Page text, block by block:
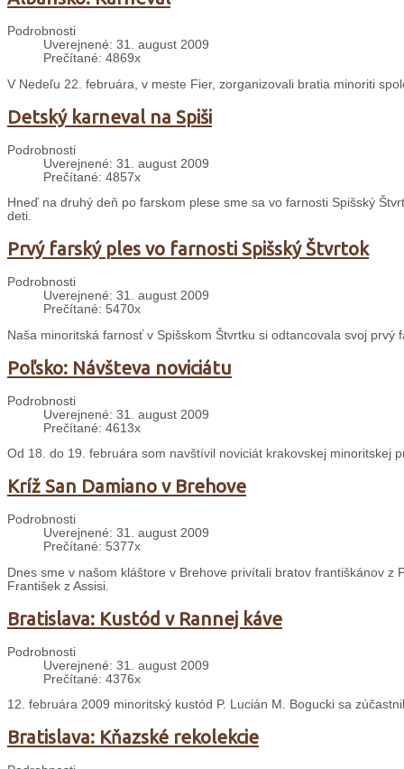
Podrobnosti
Uverejnené: 31. august 2009
Prečítané: 4869x
V Nedeľu 22. februára, v meste Fier, zorganizovali bratia minoriti
Detský karneval na Spiši
Podrobnosti
Uverejnené: 31. august 2009
Prečítané: 4857x
Hneď na druhý deň po farskom plese sme sa vo farnosti Spišský
deti.
Prvý farský ples vo farnosti Spišský Štvrtok
Podrobnosti
Uverejnené: 31. august 2009
Prečítané: 5470x
Naša minoritská farnosť v Spišskom Štvrtku si odtancovala svoj
Poľsko: Návšteva noviciátu
Podrobnosti
Uverejnené: 31. august 2009
Prečítané: 4613x
Od 18. do 19. februára som navštívil noviciát krakovskej minoritskej
Kríž San Damiano v Brehove
Podrobnosti
Uverejnené: 31. august 2009
Prečítané: 5377x
Dnes sme v našom kláštore v Brehove privítali bratov františkánov
František z Assisi.
Bratislava: Kustód v Rannej káve
Podrobnosti
Uverejnené: 31. august 2009
Prečítané: 4376x
12. februára 2009 minoritský kustód P. Lucián M. Bogucki sa
Bratislava: Kňazské rekolekcie